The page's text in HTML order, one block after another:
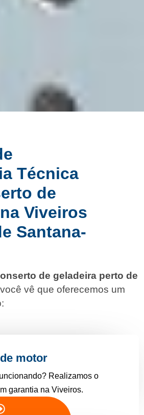
Técnica
de
Viveiros
Santana-
de geladeira perto de
vê que oferecemos um
motor
Realizamos o
garantia na Viveiros.